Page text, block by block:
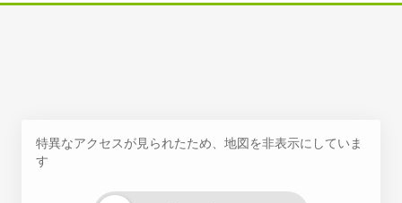
特異なアクセスが見られたため、地図を非表示にしていま
す